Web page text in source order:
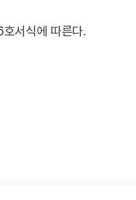
서식에 따른다.